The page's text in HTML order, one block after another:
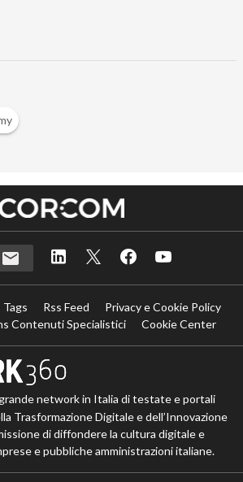
Tags Rss Feed
Privacy e Cookie Policy
Contenuti Specialistici
Cookie Center
network in Italia di testate e portali
Trasformazione Digitale e dell’Innovazione
di diffondere la cultura digitale e
e pubbliche amministrazioni italiane.